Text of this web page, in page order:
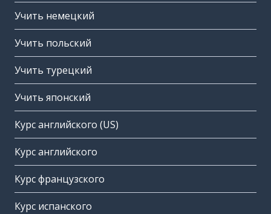
Учить немецкий
Учить польский
Учить турецкий
Учить японский
Курс английского (US)
Курс английского
Курс французского
Курс испанского